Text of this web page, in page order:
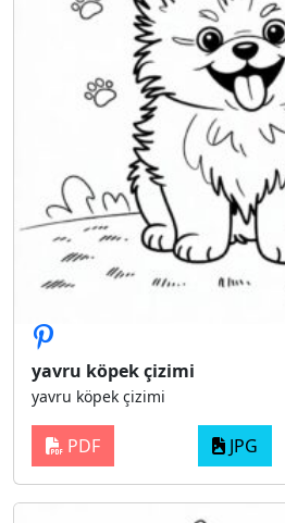
yavru köpek çizimi
yavru köpek çizimi
PDF JPG